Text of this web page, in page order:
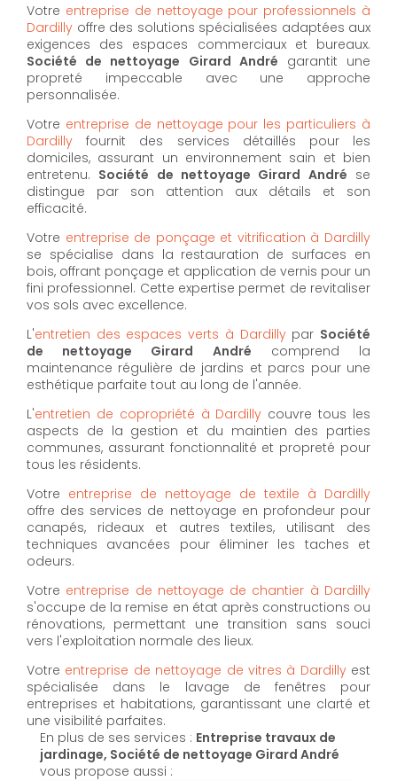
Votre entreprise de nettoyage pour professionnels à
Dardilly offre des solutions spécialisées adaptées aux
exigences des espaces commerciaux et bureaux.
Société de nettoyage Girard André garantit une
propreté impeccable avec une approche
personnalisée.
Votre entreprise de nettoyage pour les particuliers à
Dardilly fournit des services détaillés pour les
domiciles, assurant un environnement sain et bien
entretenu. Société de nettoyage Girard André se
distingue par son attention aux détails et son
efficacité.
Votre entreprise de ponçage et vitrification à Dardilly
se spécialise dans la restauration de surfaces en
bois, offrant ponçage et application de vernis pour un
fini professionnel. Cette expertise permet de revitaliser
vos sols avec excellence.
L'entretien des espaces verts à Dardillypar Société
de nettoyage Girard André comprend la
maintenance régulière de jardins et parcs pour une
esthétique parfaite tout au long de l'année.
L'entretien de copropriété à Dardilly couvre tous les
aspects de la gestion et du maintien des parties
communes, assurant fonctionnalité et propreté pour
tous les résidents.
Votre entreprise de nettoyage de textile à Dardilly
offre des services de nettoyage en profondeur pour
canapés, rideaux et autres textiles, utilisant des
techniques avancées pour éliminer les taches et
odeurs.
Votre entreprise de nettoyage de chantier à Dardilly
s'occupe de la remise en état après constructions ou
rénovations, permettant une transition sans souci
vers l'exploitation normale des lieux.
Votre entreprise de nettoyage de vitres à Dardillyest
spécialisée dans le lavage de fenêtres pour
entreprises et habitations, garantissant une clarté et
une visibilité parfaites.
En plus de ses services : Entreprise travaux de
jardinage, Société de nettoyage Girard André
vous propose aussi :